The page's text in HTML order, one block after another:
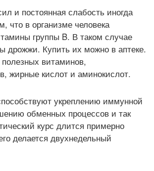
и постоянная слабость иногда
что в организме человека
группы B. В таком случае
дрожжи. Купить их можно в аптеке.
витаминов,
жирные кислот и аминокислот.
укреплению иммунной
обменных процессов и так
курс длится примерно
делается двухнедельный